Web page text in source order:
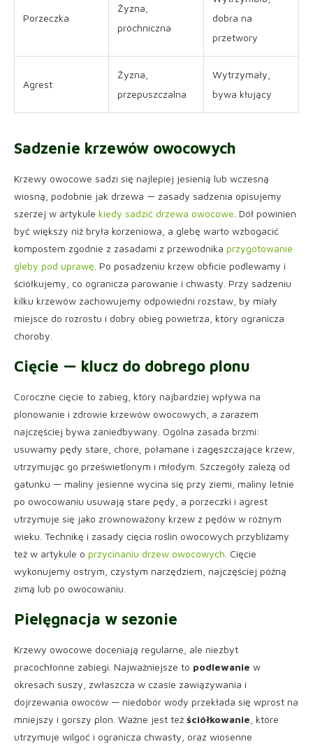
Porzeczka
Żyzna,
próchniczna
dobra na
przetwory
Agrest
Żyzna,
przepuszczalna
Wytrzymały,
bywa kłujący
Sadzenie krzewów owocowych
Krzewy owocowe sadzi się najlepiej jesienią lub wczesną
wiosną, podobnie jak drzewa — zasady sadzenia opisujemy
szerzej w artykule kiedy sadzić drzewa owocowe . Dół powinien
być większy niż bryła korzeniowa, a glebę warto wzbogacić
kompostem zgodnie z zasadami z przewodnika przygotowanie
gleby pod uprawę . Po posadzeniu krzew obficie podlewamy i
ściółkujemy, co ogranicza parowanie i chwasty. Przy sadzeniu
kilku krzewów zachowujemy odpowiedni rozstaw, by miały
miejsce do rozrostu i dobry obieg powietrza, który ogranicza
choroby.
Cięcie — klucz do dobrego plonu
Coroczne cięcie to zabieg, który najbardziej wpływa na
plonowanie i zdrowie krzewów owocowych, a zarazem
najczęściej bywa zaniedbywany. Ogólna zasada brzmi:
usuwamy pędy stare, chore, połamane i zagęszczające krzew,
utrzymując go prześwietlonym i młodym. Szczegóły zależą od
gatunku — maliny jesienne wycina się przy ziemi, maliny letnie
po owocowaniu usuwają stare pędy, a porzeczki i agrest
utrzymuje się jako zrównoważony krzew z pędów w różnym
wieku. Technikę i zasady cięcia roślin owocowych przybliżamy
też w artykule o przycinaniu drzew owocowych . Cięcie
wykonujemy ostrym, czystym narzędziem, najczęściej późną
zimą lub po owocowaniu.
Pielęgnacja w sezonie
Krzewy owocowe doceniają regularne, ale niezbyt
pracochłonne zabiegi. Najważniejsze to podlewanie w
okresach suszy, zwłaszcza w czasie zawiązywania i
dojrzewania owoców — niedobór wody przekłada się wprost na
mniejszy i gorszy plon. Ważne jest też ściółkowanie , które
utrzymuje wilgoć i ogranicza chwasty, oraz wiosenne